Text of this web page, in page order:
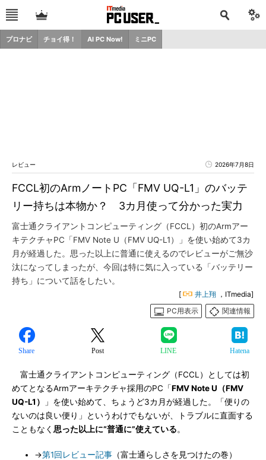
プロナビ チョイ得！ AI PC Now! ミニPC
レビュー 2026年7月8日
FCCL初のArmノートPC「FMV UQ-L1」のバッテ
リー持ちは本物か？ 3カ月使って分かった実力
富士通クライアントコンピューティング（FCCL）初のArmアー
キテクチャPC「FMV Note U（FMV UQ-L1）」を使い始めて3カ
月が経過した。思った以上に普通に使えるのでレビューがご無沙
汰になってしまったが、今回は特に気に入っている「バッテリー
持ち」について話をしたい。
[ 井上翔 ，ITmedia]
PC用表示
関連情報
Share Post LINE Hatena
富士通クライアントコンピューティング（FCCL）としては初
めてとなるArmアーキテクチャ採用のPC「FMV Note U（FMV
UQ-L1）
」を使い始めて、ちょうど3カ月が経過した。「便りの
ないのは良い便り」というわけでもないが、トラブルに直面する
こともなく 思った以上に“普通に”使えている。
→第1回レビュー記事 （富士通らしさを見つけたの巻）